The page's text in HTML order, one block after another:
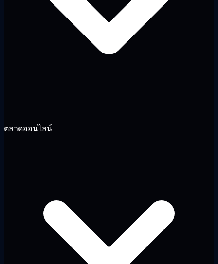
ตลาดออนไลน์